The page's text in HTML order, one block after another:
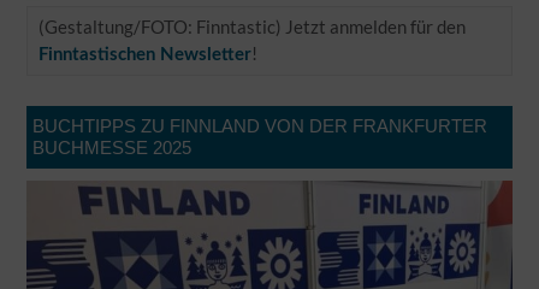
(Gestaltung/FOTO: Finntastic) Jetzt anmelden für den
Finntastischen Newsletter!
BUCHTIPPS ZU FINNLAND VON DER FRANKFURTER
BUCHMESSE 2025